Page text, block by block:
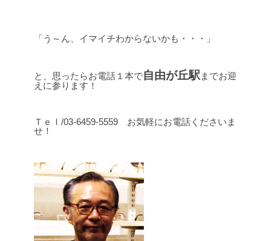
「う～ん、イマイチわからないかも・・・」
と、思ったらお電話１本で自由が丘駅 までお迎
えに参ります！
Ｔｅｌ/03-6459-5559 お気軽にお電話くださいま
せ！